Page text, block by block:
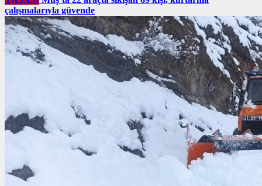
çalışmalarıyla güvende